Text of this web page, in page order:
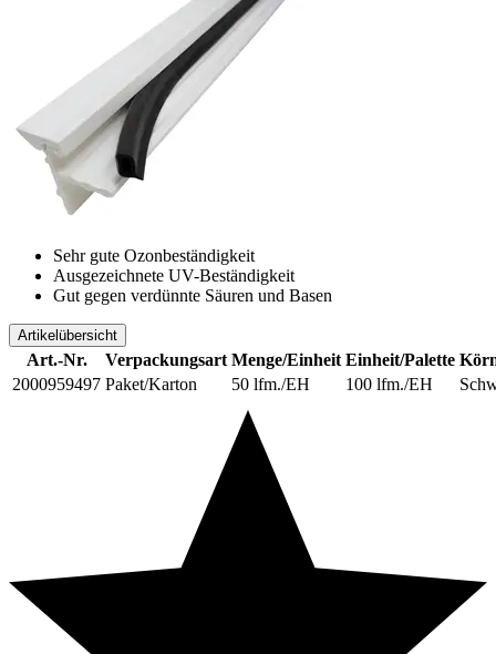
Sehr gute Ozonbeständigkeit
Ausgezeichnete UV-Beständigkeit
Gut gegen verdünnte Säuren und Basen
Artikelübersicht
Art.-Nr. Verpackungsart Menge/Einheit Einheit/Palette
2000959497 Paket/Karton 50 lfm./EH 100 lfm./EH